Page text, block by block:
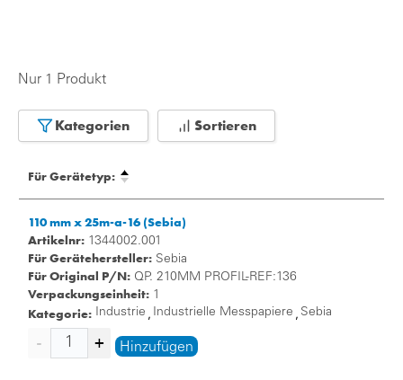
Nur 1 Produkt
Kategorien Sortieren
Für Gerätetyp:
110 mm x 25m-a-16 (Sebia)
Artikelnr: 1344002.001
Für Gerätehersteller: Sebia
Für Original P/N: QP. 210MM PROFIL-REF:136
Verpackungseinheit: 1
Kategorie: Industrie , Industrielle Messpapiere , Sebia
Hinzufügen